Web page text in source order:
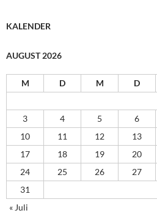
KALENDER
AUGUST 2026
M D M D
3
4 5 6
10
11 12 13
17
18 19 20
24
25 26 27
31
« Juli